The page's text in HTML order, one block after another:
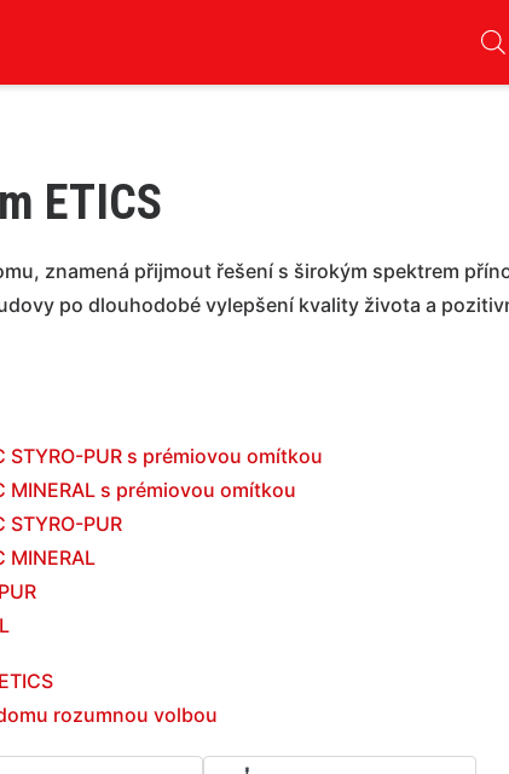
ETICS
znamená přijmout řešení s širokým spektrem
po dlouhodobé vylepšení kvality života a
STYRO-PUR s prémiovou omítkou
MINERAL s prémiovou omítkou
PUR
MINERAL
rozumnou volbou